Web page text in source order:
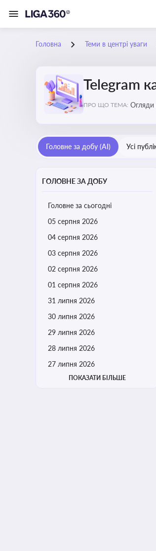
Головна Теми в центрі уваги
Telegram
ПРО ЩО ТЕМА: Огляди
Головне за добу (AI) Усі
ГОЛОВНЕ ЗА ДОБУ
Головне за сьогодні
05 серпня 2026
04 серпня 2026
03 серпня 2026
02 серпня 2026
01 серпня 2026
31 липня 2026
30 липня 2026
29 липня 2026
28 липня 2026
27 липня 2026
ПОКАЗАТИ БІЛЬШЕ